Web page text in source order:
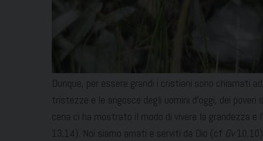
Dunque, per essere grandi i cristiani sono chiamati
tristezze e le angosce degli uomini d’oggi, dei
cena ci ha mostrato il modo di vivere la grandezza e
13,14). Noi siamo amati e serviti da Dio (cf Gv